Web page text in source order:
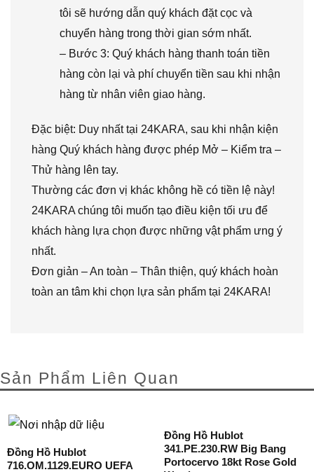
tôi sẽ hướng dẫn quý khách đặt cọc và
chuyển hàng trong thời gian sớm nhất.
– Bước 3: Quý khách hàng thanh toán tiền
hàng còn lại và phí chuyển tiền sau khi nhận
hàng từ nhân viên giao hàng.
Đặc biệt: Duy nhất tại 24KARA, sau khi nhận kiện
hàng Quý khách hàng được phép Mở – Kiểm tra –
Thử hàng lên tay.
Thường các đơn vị khác không hề có tiền lệ này!
24KARA chúng tôi muốn tạo điều kiện tối ưu để
khách hàng lựa chọn được những vật phẩm ưng ý
nhất.
Đơn giản – An toàn – Thân thiện, quý khách hoàn
toàn an tâm khi chọn lựa sản phẩm tại 24KARA!
Sản Phẩm Liên Quan
Đồng Hồ Hublot
716.OM.1129.EURO UEFA
Đồng Hồ Hublot
341.PE.230.RW Big Bang
Portocervo 18kt Rose Gold